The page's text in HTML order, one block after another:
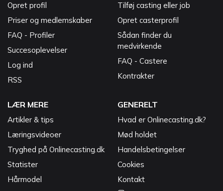
Opret profil
Priser og medlemskaber
FAQ - Profiler
Succesoplevelser
Log ind
RSS
Tilføj casting eller job
Opret casterprofil
Sådan finder du
medvirkende
FAQ - Castere
Kontrakter
LÆR MERE
Artikler & tips
Læringsvideoer
Tryghed på Onlinecasting.dk
Statister
Hårmodel
GENERELT
Hvad er Onlinecasting.dk?
Mød holdet
Handelsbetingelser
Cookies
Kontakt